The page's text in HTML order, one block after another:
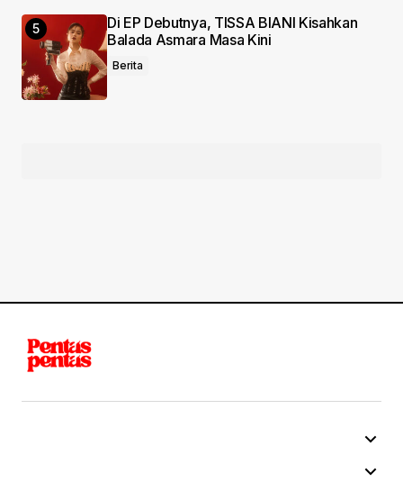
Di EP Debutnya, TISSA BIANI Kisahkan
Balada Asmara Masa Kini
Berita